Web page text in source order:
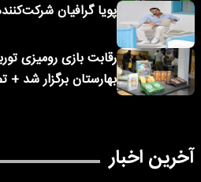
پویا گرافیان شرکت‌کننده
رقابت بازی رومیزی
بهارستان برگزار شد +
آخرین اخبار